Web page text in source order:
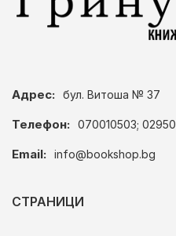
Адрес: бул. Витоша № 37
Телефон: 070010503;
Email: info@bookshop.bg
СТРАНИЦИ